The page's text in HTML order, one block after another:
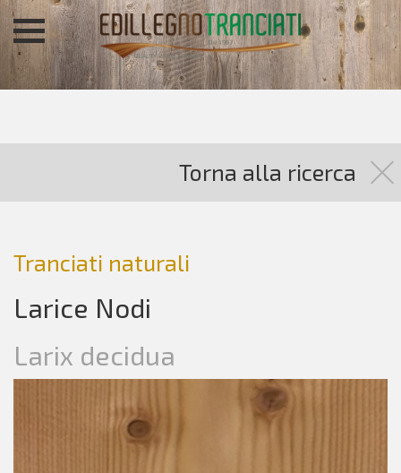
Torna alla ricerca
Tranciati naturali
Larice Nodi
Larix decidua